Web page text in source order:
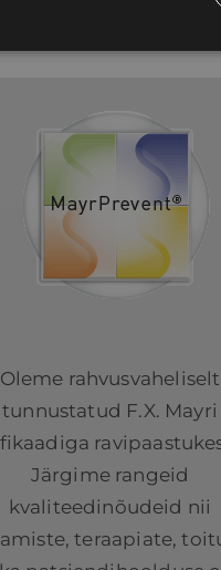
Oleme rahvusvaheliselt
tunnustatud F.X. Mayri
Järgime rangeid
kvaliteedinõudeid nii
teraapiate,